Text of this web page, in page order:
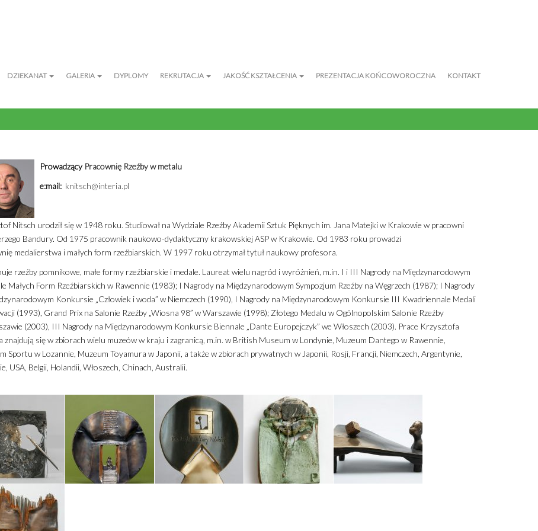
DZIEKANAT GALERIA DYPLOMY REKRUTACJA JAKOŚĆ KSZTAŁCENIA PREZENTACJA KOŃCOWOROCZNA KONTAKT
Prowadzący Pracownię Rzeźby w metalu
e:mail: knitsch@interia.pl
Nitsch urodził się w 1948 roku. Studiował na Wydziale Rzeźby Akademii Sztuk Pięknych im. Jana Matejki w Krakowie w pracowni
Bandury. Od 1975 pracownik naukowo-dydaktyczny krakowskiej ASP w Krakowie. Od 1983 roku prowadzi
medalierstwa i małych form rzeźbiarskich. W 1997 roku otrzymał tytuł naukowy profesora.
rzeźby pomnikowe, małe formy rzeźbiarskie i medale. Laureat wielu nagród i wyróżnień, m.in. I i III Nagrody na Międzynarodowym
Małych Form Rzeźbiarskich w Rawennie (1983); I Nagrody na Międzynarodowym Sympozjum Rzeźby na Węgrzech (1987); I Nagrody
Konkursie „Człowiek i woda” w Niemczech (1990), I Nagrody na Międzynarodowym Konkursie III Kwadriennale Medali
(1993), Grand Prix na Salonie Rzeźby „Wiosna 98” w Warszawie (1998); Złotego Medalu w Ogólnopolskim Salonie Rzeźby
(2003), III Nagrody na Międzynarodowym Konkursie Biennale „Dante Europejczyk” we Włoszech (2003). Prace Krzysztofa
znajdują się w zbiorach wielu muzeów w kraju i zagranicą, m.in. w British Museum w Londynie, Muzeum Dantego w Rawennie,
Sportu w Lozannie, Muzeum Toyamura w Japonii, a także w zbiorach prywatnych w Japonii, Rosji, Francji, Niemczech, Argentynie,
USA, Belgii, Holandii, Włoszech, Chinach, Australii.